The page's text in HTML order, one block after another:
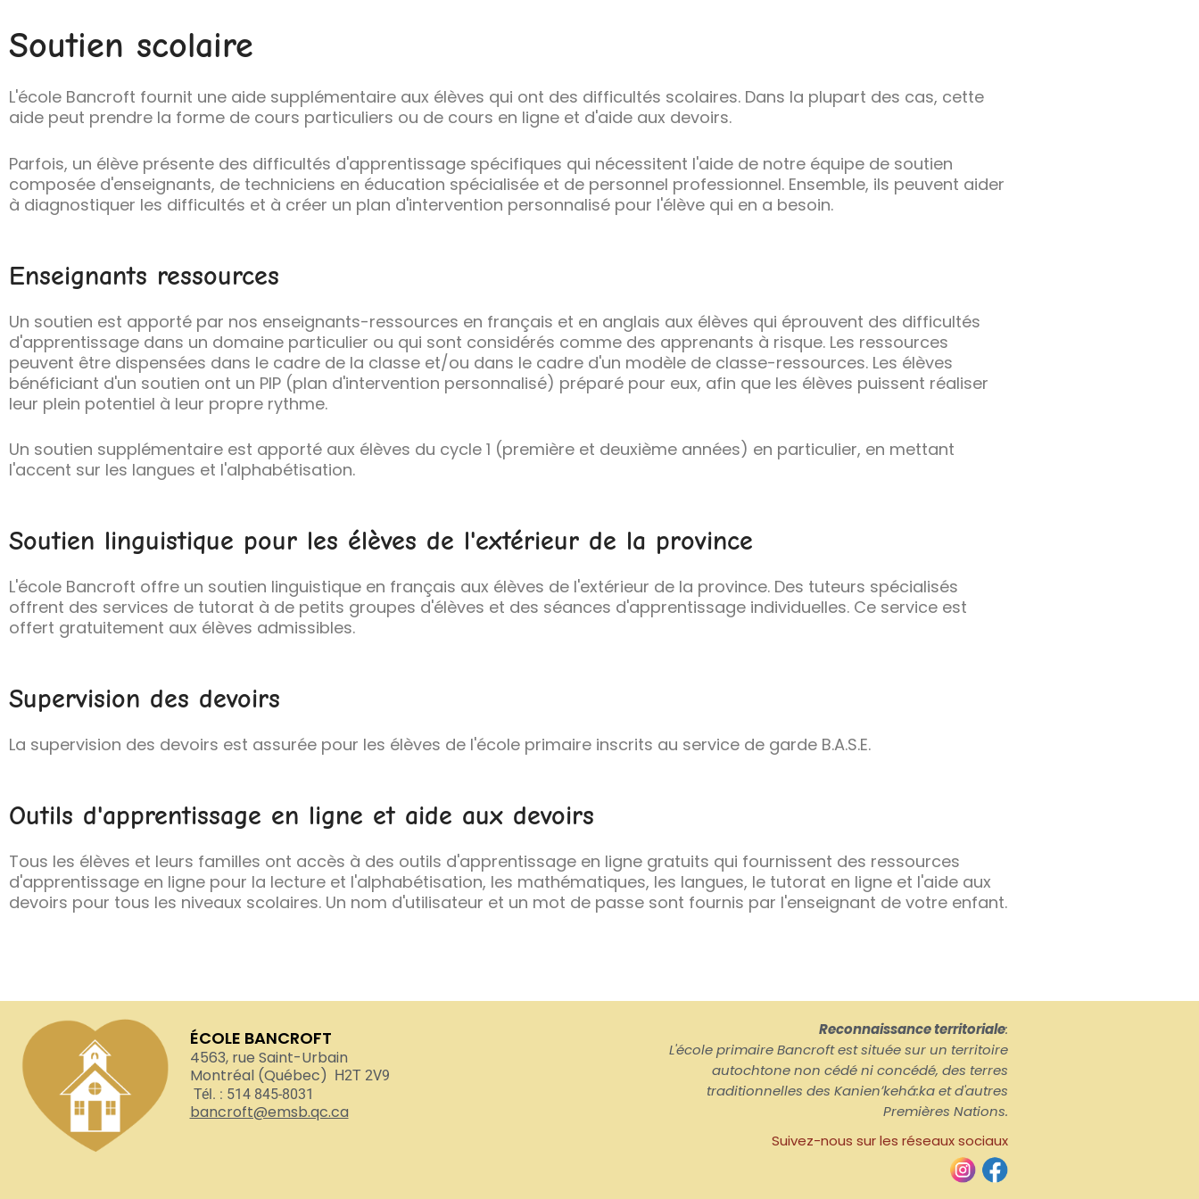
Soutien scolaire
L'école Bancroft fournit une aide supplémentaire aux élèves qui ont des difficultés scolaires. Dans la plupart des cas, cette
aide peut prendre la forme de cours particuliers ou de cours en ligne et d'aide aux devoirs.
Parfois, un élève présente des difficultés d'apprentissage spécifiques qui nécessitent l'aide de notre équipe de soutien
composée d'enseignants, de techniciens en éducation spécialisée et de personnel professionnel. Ensemble, ils peuvent aider
à diagnostiquer les difficultés et à créer un plan d'intervention personnalisé pour l'élève qui en a besoin.
Enseignants ressources
Un soutien est apporté par nos enseignants-ressources en français et en anglais aux élèves qui éprouvent des difficultés
d'apprentissage dans un domaine particulier ou qui sont considérés comme des apprenants à risque. Les ressources
peuvent être dispensées dans le cadre de la classe et/ou dans le cadre d'un modèle de classe-ressources. Les élèves
bénéficiant d'un soutien ont un PIP (plan d'intervention personnalisé) préparé pour eux, afin que les élèves puissent réaliser
leur plein potentiel à leur propre rythme.
Un soutien supplémentaire est apporté aux élèves du cycle 1 (première et deuxième années) en particulier, en mettant
l'accent sur les langues et l'alphabétisation.
Soutien linguistique pour les élèves de l'extérieur de la province
L'école Bancroft offre un soutien linguistique en français aux élèves de l'extérieur de la province. Des tuteurs spécialisés
offrent des services de tutorat à de petits groupes d'élèves et des séances d'apprentissage individuelles. Ce service est
offert gratuitement aux élèves admissibles.
Supervision des devoirs
La supervision des devoirs est assurée pour les élèves de l'école primaire inscrits au service de garde B.A.S.E.
Outils d'apprentissage en ligne et aide aux devoirs
Tous les élèves et leurs familles ont accès à des outils d'apprentissage en ligne gratuits qui fournissent des ressources
d'apprentissage en ligne pour la lecture et l'alphabétisation, les mathématiques, les langues, le tutorat en ligne et l'aide aux
devoirs pour tous les niveaux scolaires. Un nom d'utilisateur et un mot de passe sont fournis par l'enseignant de votre enfant.
ÉCOLE BANCROFT
4563, rue Saint-Urbain
Montréal (Québec) H2T 2V9
Tél. : 514 845-8031
bancroft@emsb.qc.ca
Reconnaissance territoriale:
L'école primaire Bancroft est située sur un territoire
autochtone non cédé ni concédé, des terres
traditionnelles des Kanienʼkehá:ka et d'autres
Premières Nations.
Suivez-nous sur les réseaux sociaux